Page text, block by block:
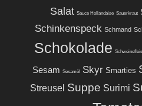
Salat Sauce Hollandaise Sauerkraut
Schinkenspeck Schmand
Schokolade
Sesam Sesamöl Skyr Smarties
Streusel Suppe Surimi